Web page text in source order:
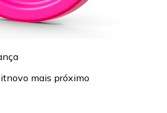
mais próximo